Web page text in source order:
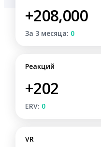
+208,000
За 3 месяца: 0
Реакций
+202
ERV: 0
VR